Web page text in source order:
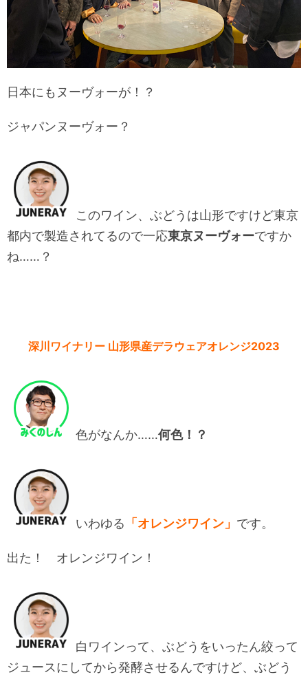
日本にもヌーヴォーが！？
ジャパンヌーヴォー？
このワイン、ぶどうは山形ですけど東京
都内で製造されてるので一応東京ヌーヴォーですか
ね……？
深川ワイナリー 山形県産デラウェアオレンジ2023
色がなんか……何色！？
いわゆる 「オレンジワイン」 です。
出た！ オレンジワイン！
白ワインって、ぶどうをいったん絞って
ジュースにしてから発酵させるんですけど、ぶどう